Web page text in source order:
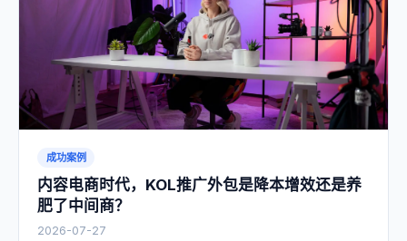
成功案例
内容电商时代，KOL推广外包是降本增效还是养
肥了中间商？
2026-07-27